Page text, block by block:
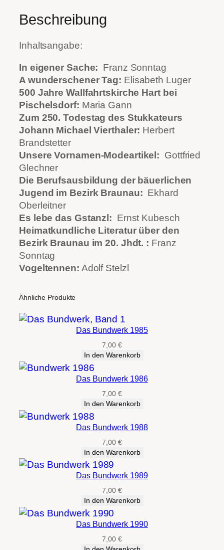
e
k
9
9
3
M
e
n
g
e
Beschreibung
Inhaltsangabe:
In eigener Sache: Franz Sonntag
A wunderschener Tag: Elisabeth Luger
500 Jahre Wallfahrtskirche Hart bei
Pischelsdorf: Maria Gann
Zum 250. Todestag des Stukkateurs
Johann Michael Vierthaler: Herbert
Brandstetter
Unsere Vornamen-Modeartikel: Gottfried
Glechner
Die Berufsausbildung der bäuerlichen
Jugend im Bezirk Braunau: Ekhard
Oberleitner
Es lebe das Gstanzl: Ernst Kubesch
Heimatkundliche Literatur über den
Bezirk Braunau im 20. Jhdt. : Franz
Sonntag
Vogeltennen: Adolf Stelzl
Ähnliche Produkte
Das Bundwerk 1985
7,00 €
In den Warenkorb
Das Bundwerk 1986
7,00 €
In den Warenkorb
Das Bundwerk 1988
7,00 €
In den Warenkorb
Das Bundwerk 1989
7,00 €
In den Warenkorb
Das Bundwerk 1990
7,00 €